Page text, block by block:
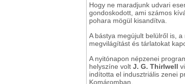
Hogy ne maradjunk udvari
gondoskodott, ami számos
pohara mögül kisandítva.
A bástya megújult belülről is,
megvilágítást és tárlatokat
A nyitónapon népzenei
helyszíne volt J. G. Thirlwell
indította el indusztriális zenei
Komáromban.